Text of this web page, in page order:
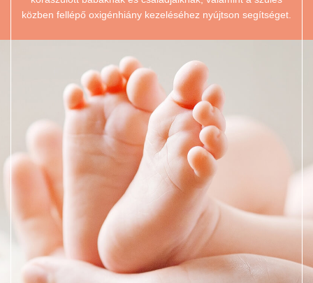
közben fellépő oxigénhiány kezeléséhez nyújtson segítséget.